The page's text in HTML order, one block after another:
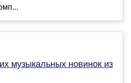
музыкальных новинок из